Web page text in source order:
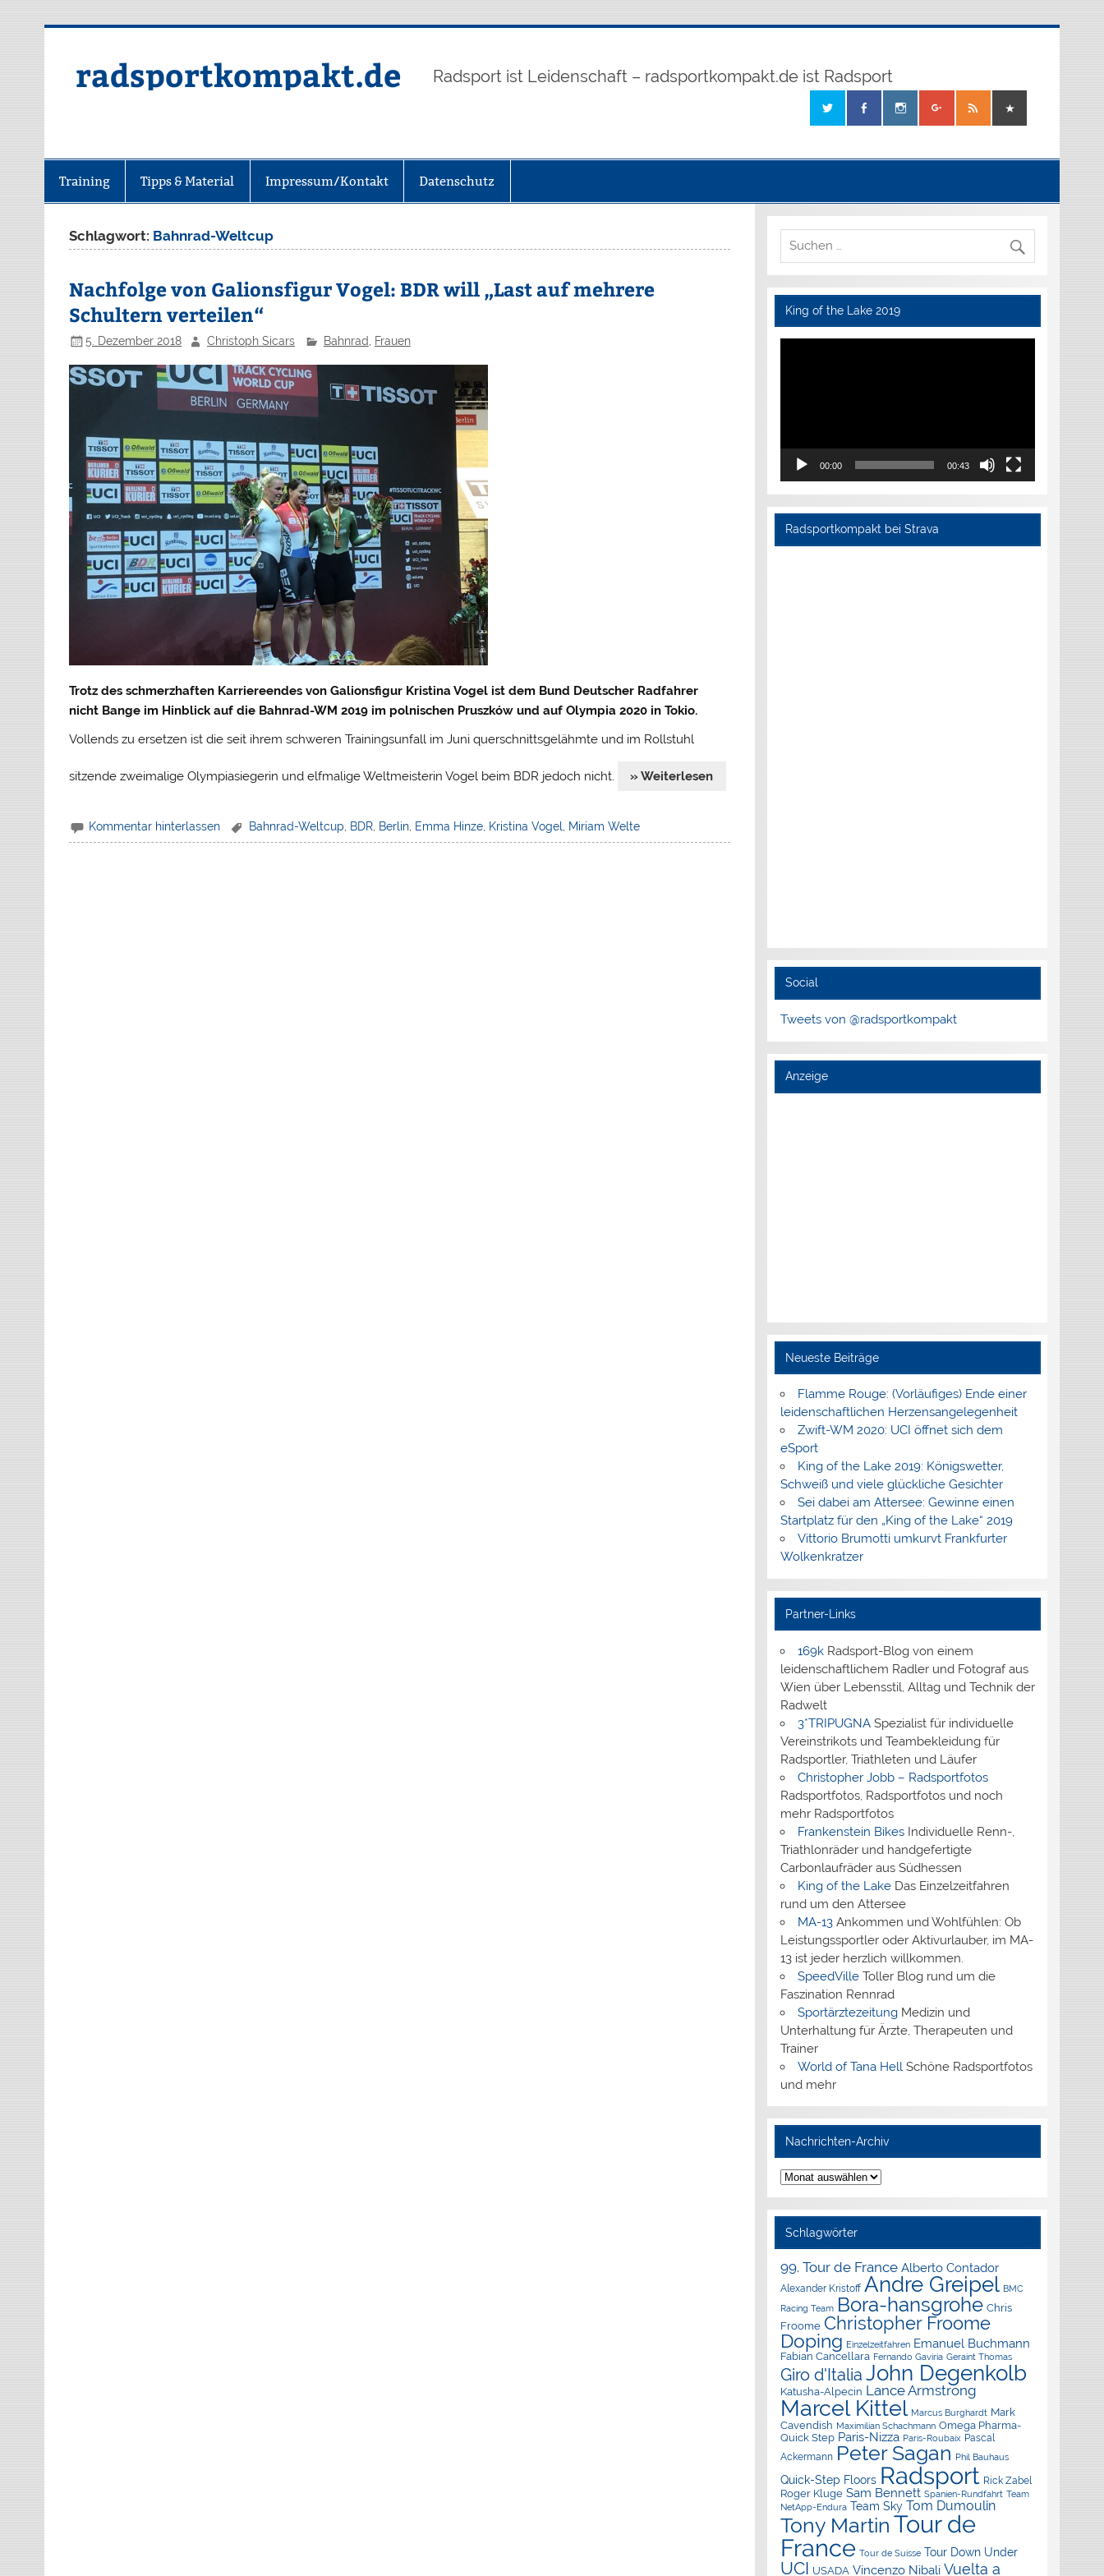
radsportkompakt.de Radsport ist Leidenschaft – radsportkompakt.de ist Radsport
Training Tipps & Material Impressum/Kontakt Datenschutz
Schlagwort: Bahnrad-Weltcup
Nachfolge von Galionsfigur Vogel: BDR will „Last auf mehrere
Schultern verteilen“
5. Dezember 2018 Christoph Sicars Bahnrad Frauen
Trotz des schmerzhaften Karriereendes von Galionsfigur Kristina Vogel ist dem Bund Deutscher Radfahrer
nicht Bange im Hinblick auf die Bahnrad-WM 2019 im polnischen Pruszków und auf Olympia 2020 in Tokio.
Vollends zu ersetzen ist die seit ihrem schweren Trainingsunfall im Juni querschnittsgelähmte und im Rollstuhl
sitzende zweimalige Olympiasiegerin und elfmalige Weltmeisterin Vogel beim BDR jedoch nicht. » Weiterlesen
Kommentar hinterlassen Bahnrad-Weltcup BDR, Berlin, Emma Hinze, Kristina Vogel Miriam Welte
King of the Lake 2019
Video-
00:00 00:43
Radsportkompakt bei Strava
Social
Tweets von @radsportkompakt
Anzeige
Neueste Beiträge
Flamme Rouge: (Vorläufiges) Ende einer
leidenschaftlichen Herzensangelegenheit
Zwift-WM 2020: UCI öffnet sich dem
eSport
King of the Lake 2019: Königswetter,
Schweiß und viele glückliche Gesichter
Sei dabei am Attersee: Gewinne einen
Startplatz für den „King of the Lake“ 2019
Vittorio Brumotti umkurvt Frankfurter
Wolkenkratzer
Partner-Links
169kRadsport-Blog von einem
leidenschaftlichem Radler und Fotograf aus
Wien über Lebensstil, Alltag und Technik der
Radwelt
3*TRIPUGNASpezialist für individuelle
Vereinstrikots und Teambekleidung für
Radsportler, Triathleten und Läufer
Christopher Jobb – Radsportfotos
Radsportfotos, Radsportfotos und noch
mehr Radsportfotos
Frankenstein BikesIndividuelle Renn-,
Triathlonräder und handgefertigte
Carbonlaufräder aus Südhessen
King of the LakeDas Einzelzeitfahren
rund um den Attersee
MA-13Ankommen und Wohlfühlen: Ob
Leistungssportler oder Aktivurlauber, im MA-
13 ist jeder herzlich willkommen.
SpeedVilleToller Blog rund um die
Faszination Rennrad
SportärztezeitungMedizin und
Unterhaltung für Ärzte, Therapeuten und
Trainer
World of Tana Hell Schöne Radsportfotos
und mehr
Nachrichten-Archiv
Nachrichten-
Archiv
Schlagwörter
99. Tour de France Alberto Contador
Alexander Kristoff Andre Greipel BMC
Racing Team Bora-hansgrohe Chris
Froome Christopher Froome
Doping Einzelzeitfahren Emanuel Buchmann
Fabian Cancellara Fernando Gaviria Geraint Thomas
Giro d'Italia John Degenkolb
Katusha-Alpecin Lance Armstrong
Marcel Kittel Marcus Burghardt Mark
Cavendish Maximilian Schachmann Omega Pharma-
Quick Step Paris-Nizza Paris-Roubaix Pascal
Ackermann Peter Sagan Phil Bauhaus
Quick-Step Floors Radsport Rick Zabel
Roger Kluge Sam Bennett Spanien-Rundfahrt Team
NetApp-Endura Team Sky Tom Dumoulin
Tony Martin Tour de
France Tour de Suisse Tour Down Under
UCI USADA Vincenzo Nibali Vuelta a